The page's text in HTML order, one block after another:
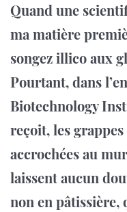
Quand une
ma matière
songez illico aux
Pourtant, dans
Biotechnology
reçoit, les
accrochées au
laissent aucun
non en pâtissière,